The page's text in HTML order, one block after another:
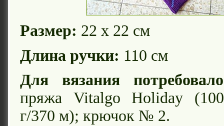
Размер: 22 х 22 см
Длина ручки: 110 см
Для вязания
пряжа Vitalgo Holiday
г/370 м); крючок № 2.